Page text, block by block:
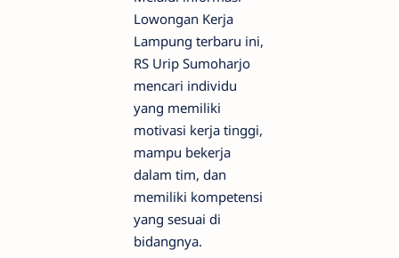
Lowongan Kerja
Lampung terbaru ini,
RS Urip Sumoharjo
mencari individu
yang memiliki
motivasi kerja tinggi,
mampu bekerja
dalam tim, dan
memiliki kompetensi
yang sesuai di
bidangnya.